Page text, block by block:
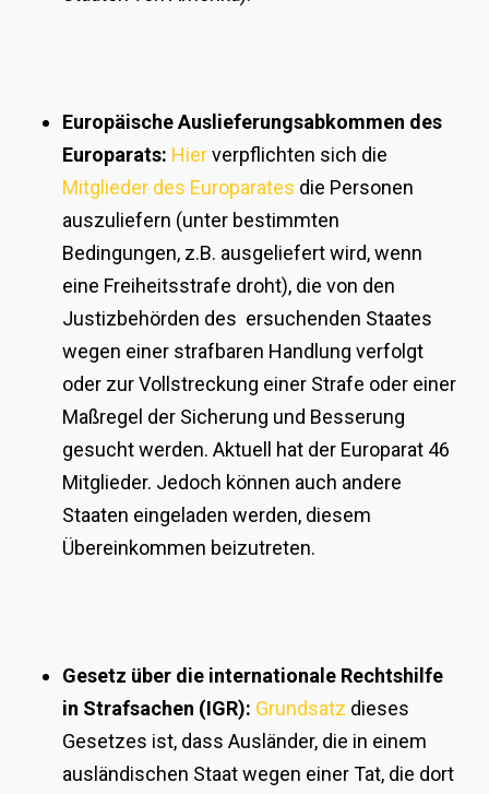
Europäische Auslieferungsabkommen des
Europarats: Hierverpflichten sich die
Mitglieder des Europarates die Personen
auszuliefern (unter bestimmten
Bedingungen, z.B. ausgeliefert wird, wenn
eine Freiheitsstrafe droht), die von den
Justizbehörden des ersuchenden Staates
wegen einer strafbaren Handlung verfolgt
oder zur Vollstreckung einer Strafe oder einer
Maßregel der Sicherung und Besserung
gesucht werden. Aktuell hat der Europarat 46
Mitglieder. Jedoch können auch andere
Staaten eingeladen werden, diesem
Übereinkommen beizutreten.
Gesetz über die internationale Rechtshilfe
in Strafsachen (IGR): Grundsatz dieses
Gesetzes ist, dass Ausländer, die in einem
ausländischen Staat wegen einer Tat, die dort